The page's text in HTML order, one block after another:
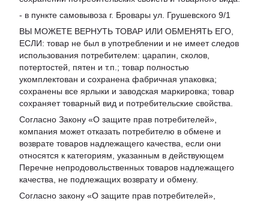
- в пункте самовывоза г. Бровары ул. Грушевского 9/1
ВЫ МОЖЕТЕ ВЕРНУТЬ ТОВАР ИЛИ ОБМЕНЯТЬ ЕГО,
ЕСЛИ: товар не был в употреблении и не имеет следов
использования потребителем: царапин, сколов,
потертостей, пятен и т.п.; товар полностью
укомплектован и сохранена фабричная упаковка;
сохранены все ярлыки и заводская маркировка; товар
сохраняет товарный вид и потребительские свойства.
Согласно Закону «О защите прав потребителей»,
компания может отказать потребителю в обмене и
возврате товаров надлежащего качества, если они
относятся к категориям, указанным в действующем
Перечне непродовольственных товаров надлежащего
качества, не подлежащих возврату и обмену.
Согласно закону «О защите прав потребителей»,